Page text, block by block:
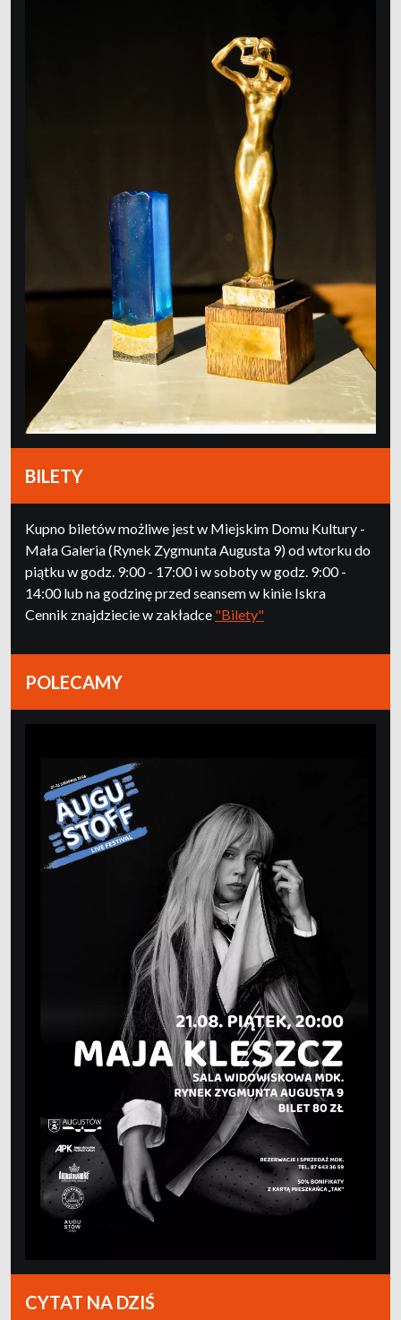
BILETY
Kupno biletów możliwe jest w Miejskim Domu Kultury -
Mała Galeria (Rynek Zygmunta Augusta 9) od wtorku do
piątku w godz. 9:00 - 17:00 i w soboty w godz. 9:00 -
14:00 lub na godzinę przed seansem w kinie Iskra
Cennik znajdziecie w zakładce "Bilety"
POLECAMY
CYTAT NA DZIŚ